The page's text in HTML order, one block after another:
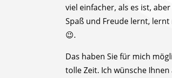
viel einfacher, als es ist,
Spaß und Freude lernt,
😉.
Das haben Sie für mich
tolle Zeit. Ich wünsche